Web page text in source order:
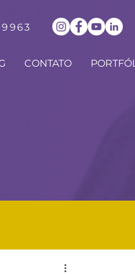
CONTATO